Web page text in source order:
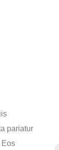
pariatur
Eos